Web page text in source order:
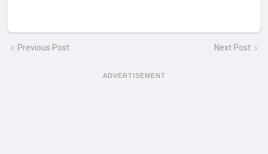
Previous Post Next Post
ADVERTISEMENT